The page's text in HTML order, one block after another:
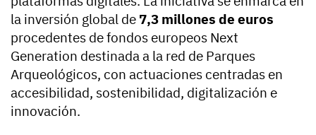
la inversión global de 7,3 millones de euros
procedentes de fondos europeos Next
Generation destinada a la red de Parques
Arqueológicos, con actuaciones centradas en
accesibilidad, sostenibilidad, digitalización e
innovación.